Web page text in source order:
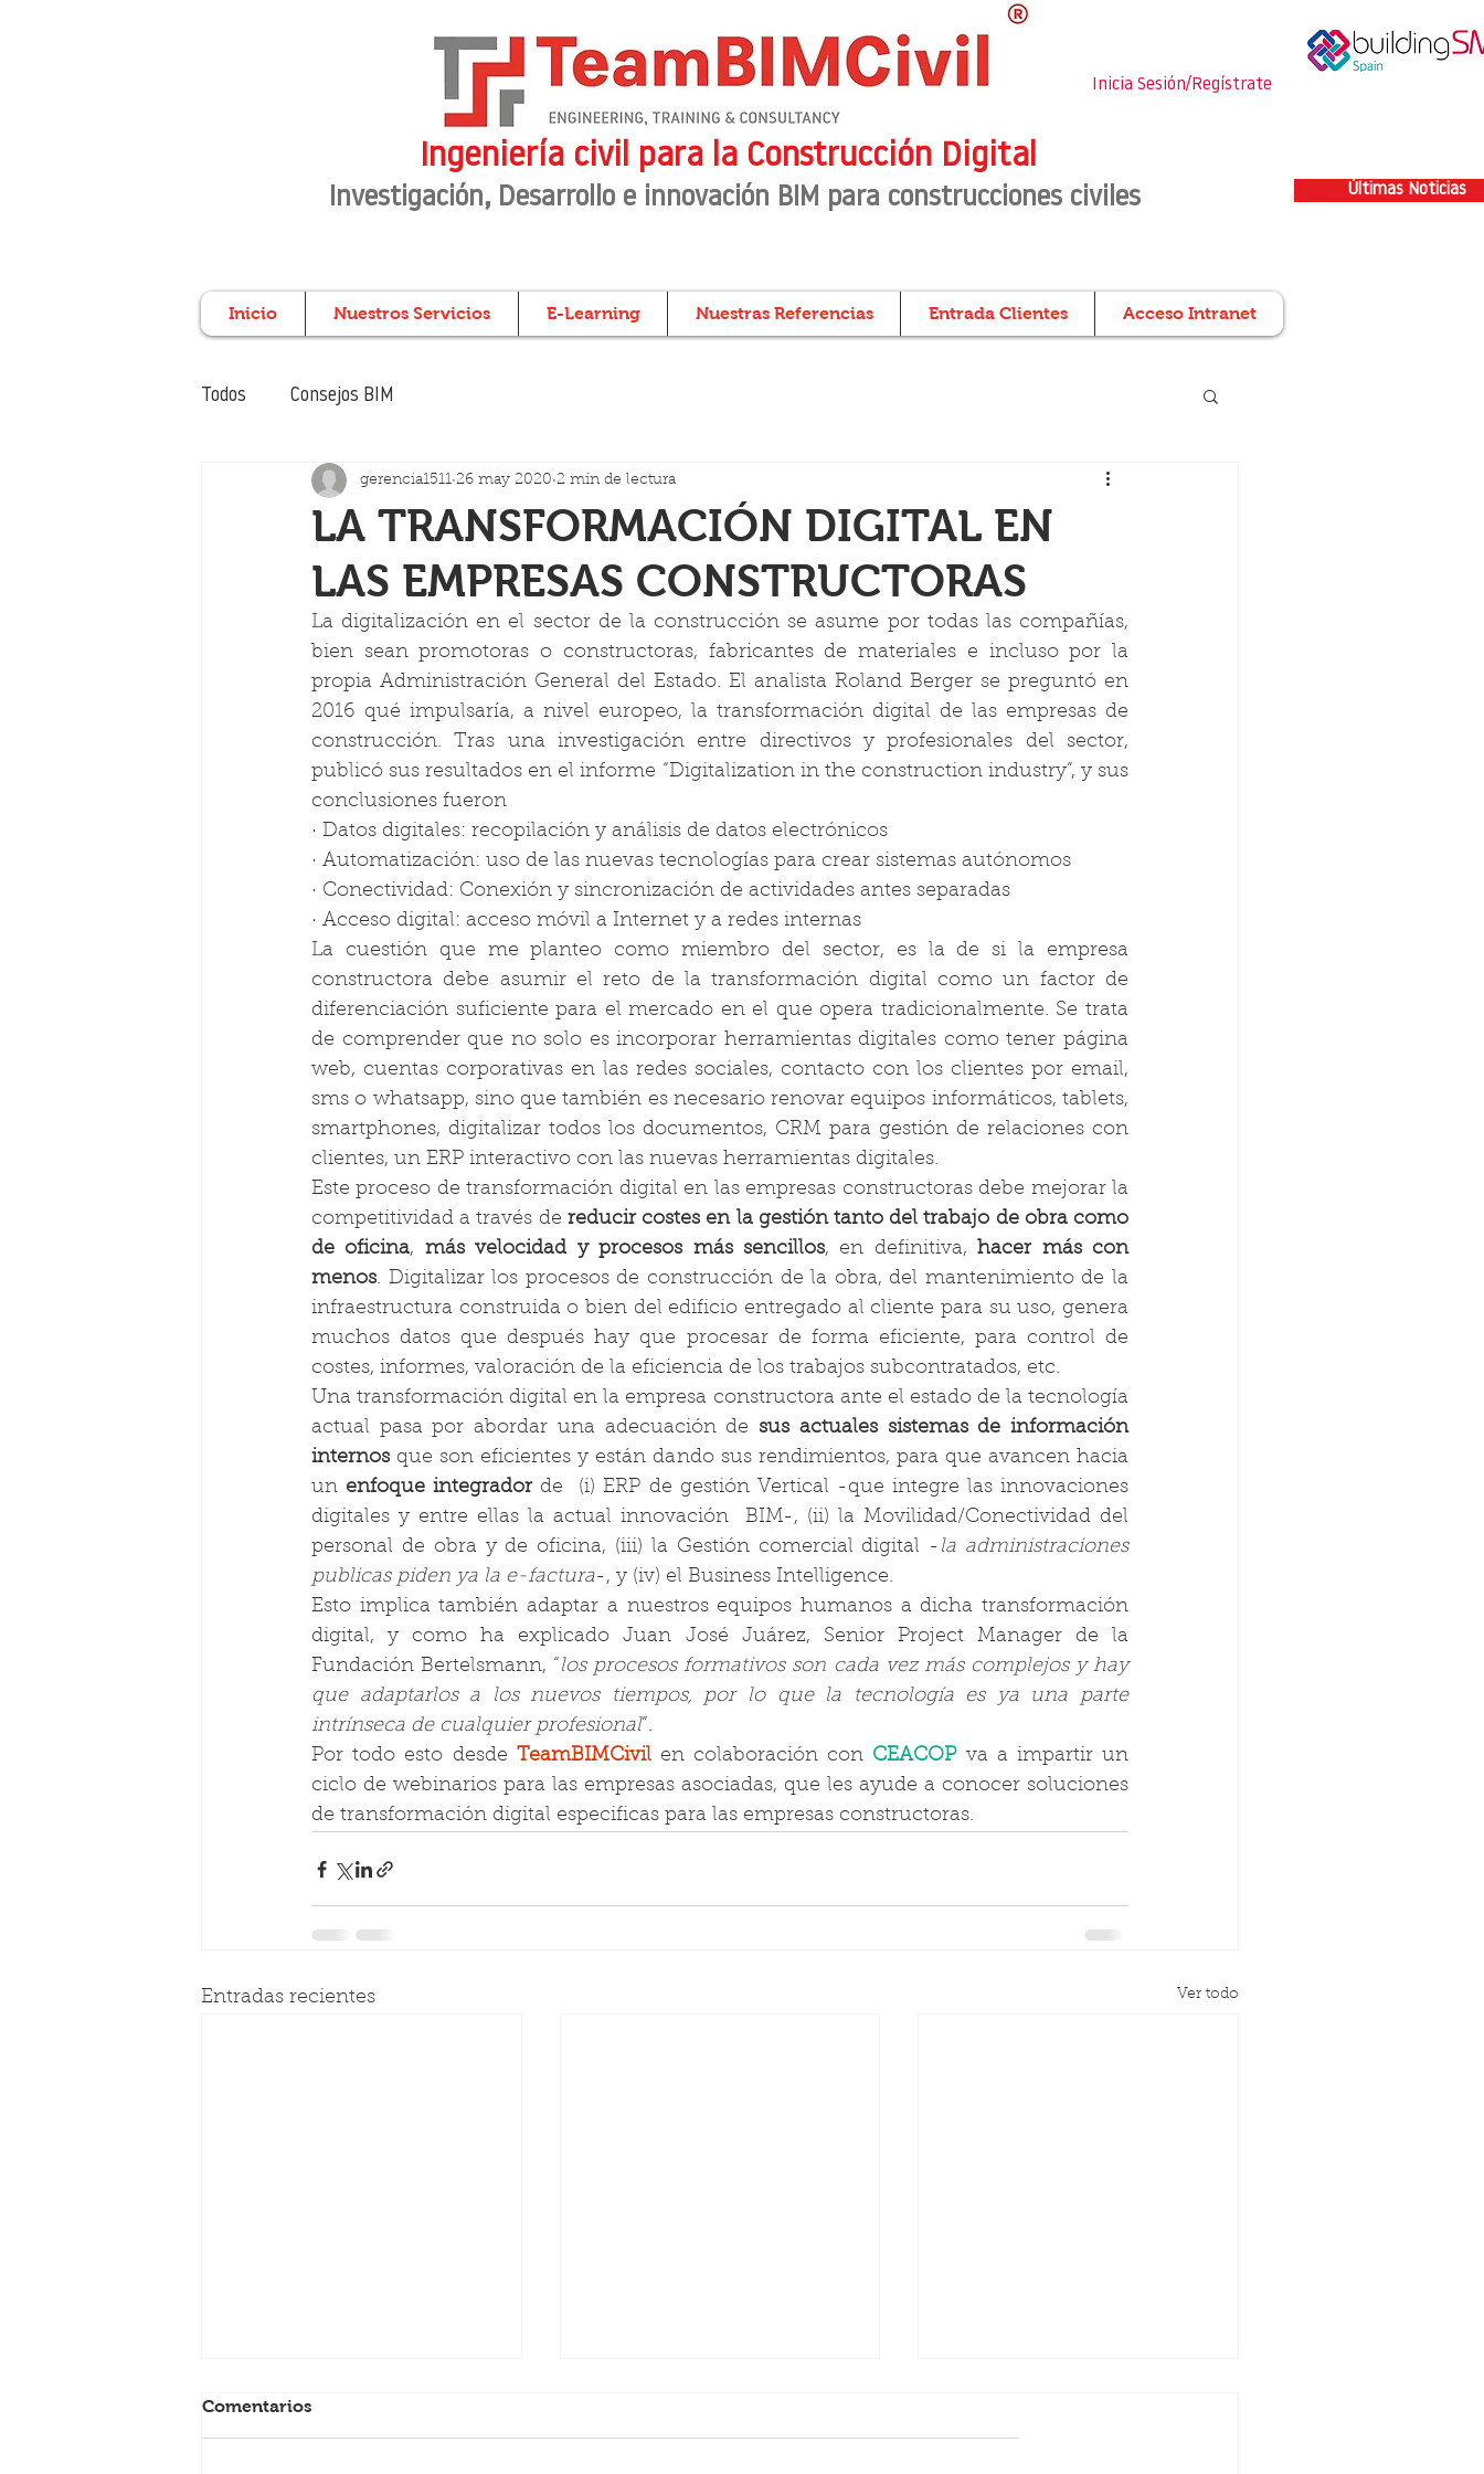
Inicia Sesión/Regístrate
Investigación, Desarrollo e innovación BIM para construcciones civiles
Ingeniería civil para la Construcción Digital
Últimas Noticias
Inicio Nuestros Servicios E-Learning Nuestras Referencias Entrada Clientes Acceso Intranet
Todos Consejos BIM
LA TRANSFORMACIÓN DIGITAL EN
LAS EMPRESAS CONSTRUCTORAS
gerencia1511 26 may 2020 2 min de lectura
La digitalización en el sector de la construcción se asume por todas las compañías,
bien sean promotoras o constructoras, fabricantes de materiales e incluso por la
propia Administración General del Estado. El analista Roland Berger se preguntó en
2016 qué impulsaría, a nivel europeo, la transformación digital de las empresas de
construcción. Tras una investigación entre directivos y profesionales del sector,
publicó sus resultados en el informe “Digitalization in the construction industry”, y sus
conclusiones fueron
· Datos digitales: recopilación y análisis de datos electrónicos
· Automatización: uso de las nuevas tecnologías para crear sistemas autónomos
· Conectividad: Conexión y sincronización de actividades antes separadas
· Acceso digital: acceso móvil a Internet y a redes internas
La cuestión que me planteo como miembro del sector, es la de si la empresa
constructora debe asumir el reto de la transformación digital como un factor de
diferenciación suficiente para el mercado en el que opera tradicionalmente. Se trata
de comprender que no solo es incorporar herramientas digitales como tener página
web, cuentas corporativas en las redes sociales, contacto con los clientes por email,
sms o whatsapp, sino que también es necesario renovar equipos informáticos, tablets,
smartphones, digitalizar todos los documentos, CRM para gestión de relaciones con
clientes, un ERP interactivo con las nuevas herramientas digitales.
Este proceso de transformación digital en las empresas constructoras debe mejorar la
competitividad a través de reducir costes en la gestión tanto del trabajo de obra como
de oficina, más velocidad y procesos más sencillos, en definitiva, hacer más con
menos. Digitalizar los procesos de construcción de la obra, del mantenimiento de la
infraestructura construida o bien del edificio entregado al cliente para su uso, genera
muchos datos que después hay que procesar de forma eficiente, para control de
costes, informes, valoración de la eficiencia de los trabajos subcontratados, etc.
Una transformación digital en la empresa constructora ante el estado de la tecnología
actual pasa por abordar una adecuación de sus actuales sistemas de información
internos que son eficientes y están dando sus rendimientos, para que avancen hacia
un enfoque integrador de  (i) ERP de gestión Vertical -que integre las innovaciones
digitales y entre ellas la actual innovación  BIM-, (ii) la Movilidad/Conectividad del
personal de obra y de oficina, (iii) la Gestión comercial digital - la administraciones
publicas piden ya la e-factura-, y (iv) el Business Intelligence.
Esto implica también adaptar a nuestros equipos humanos a dicha transformación
digital, y como ha explicado Juan José Juárez, Senior Project Manager de la
Fundación Bertelsmann, “ los procesos formativos son cada vez más complejos y hay
que adaptarlos a los nuevos tiempos, por lo que la tecnología es ya una parte
intrínseca de cualquier profesional”.
Por todo esto desde TeamBIMCivil en colaboración con CEACOP va a impartir un
ciclo de webinarios para las empresas asociadas, que les ayude a conocer soluciones
de transformación digital especificas para las empresas constructoras.
Entradas recientes Ver todo
Comentarios